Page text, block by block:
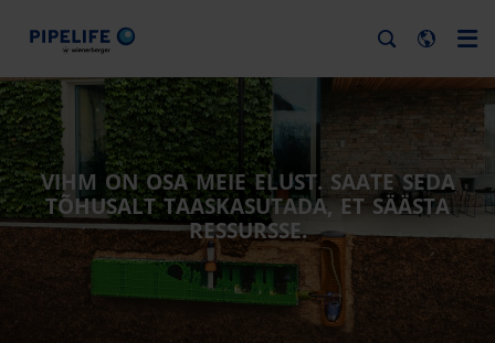
VIHM ON OSA MEIE ELUST. SAATE SEDA
TÕHUSALT TAASKASUTADA, ET SÄÄSTA
RESSURSSE.